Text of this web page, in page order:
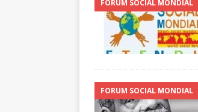
FORUM SOCIAL MONDIAL
FORUM SOCIAL MONDIAL